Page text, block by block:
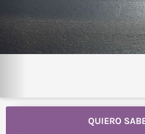
QUIERO